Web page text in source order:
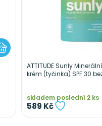
ATTITUDE Sunly
krém (tyčinka) SPF 30
skladem poslední 2 ks
589 Kč